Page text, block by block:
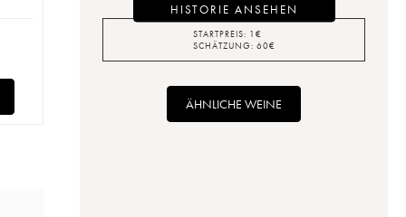
HISTORIE ANSEHEN
STARTPREIS: 1 €
SCHÄTZUNG: 60€
ÄHNLICHE WEINE